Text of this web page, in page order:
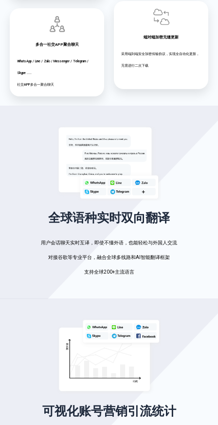
多合一社交APP聚合聊天
WhatsApp / Line / Zalo / Messenger / Telegram /
Skype .....
社交APP多合一聚合聊天
端对端加密无缝更新
采用端到端安全加密传输协议，实现全自动化更新，
无需进行二次下载
全球语种实时双向翻译
用户会话聊天实时互译，即使不懂外语，也能轻松与外国人交流
对接谷歌等专业平台，融合全球多线路和AI智能翻译框架
支持全球200+主流语言
可视化账号营销引流统计